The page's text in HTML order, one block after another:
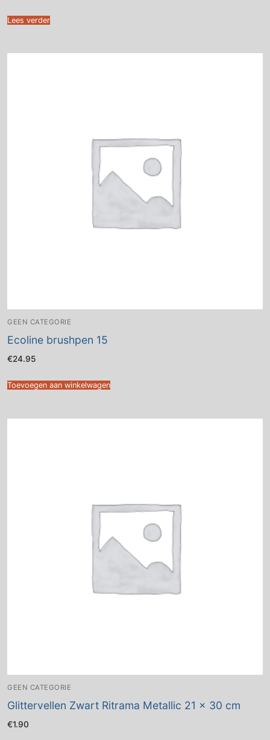
Lees verder
GEEN CATEGORIE
Ecoline brushpen 15
€24.95
Toevoegen aan winkelwagen
GEEN CATEGORIE
Glittervellen Zwart Ritrama Metallic 21 x 30 cm
€1.90